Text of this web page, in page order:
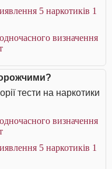
5 наркотиків 1
визначення
тести на наркотики
визначення
5 наркотиків 1